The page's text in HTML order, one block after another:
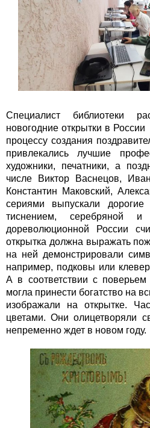
Специалист библиотеки
новогодние открытки в
процессу создания
привлекались лучшие
художники, печатники, а
числе Виктор Васнецов,
Константин Маковский,
сериями выпускали дорогие
тиснением, серебряной
дореволюционной России
открытка должна выражать
на ней демонстрировали
например, подковы или
А в соответствии с
могла принести богатство на
изображали на открытке.
цветами. Они олицетворяли
непременно ждет в новом году.